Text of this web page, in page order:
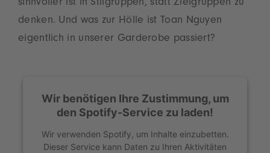
sinnvoller ist in Stilgruppen, statt Zielgruppen zu
denken. Und was zur Hölle ist Toan Nguyen
eigentlich in unserer Garderobe passiert?
Wir benötigen Ihre Zustimmung, um
den Spotify-Service zu laden!
Wir verwenden Spotify, um Inhalte einzubetten.
Dieser Service kann Daten zu Ihren Aktivitäten